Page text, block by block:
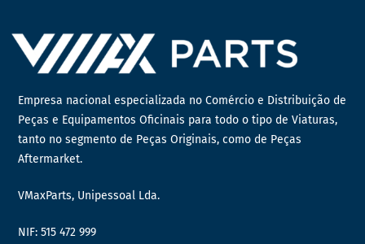
Empresa nacional especializada no Comércio e Distribuição de
Peças e Equipamentos Oficinais para todo o tipo de Viaturas,
tanto no segmento de Peças Originais, como de Peças
Aftermarket.
VMaxParts, Unipessoal Lda.
NIF: 515 472 999